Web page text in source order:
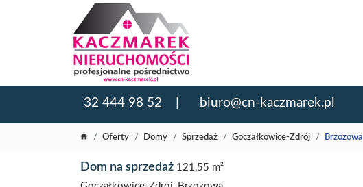
32 444 98 52 biuro@cn-kaczmarek.pl
Oferty Domy Sprzedaż Goczałkowice-Zdrój Brzozowa
Dom na sprzedaż 121,55 m²